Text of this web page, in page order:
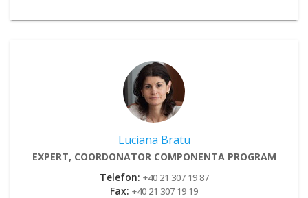
Luciana Bratu
EXPERT, COORDONATOR COMPONENTA PROGRAM
Telefon: +40 21 307 19 87
Fax: +40 21 307 19 19